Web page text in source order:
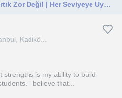
Akıcı İngilizce Konuşmak Artık Zor Değil | Her Seviyeye Uygun Özel Ders
Kadikö...
strengths is my ability to build
I believe that...